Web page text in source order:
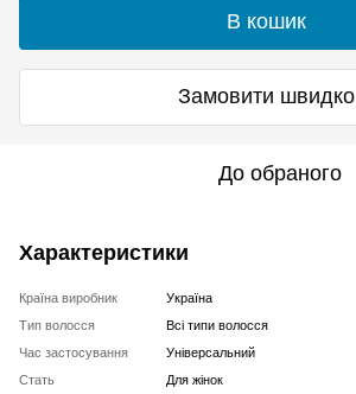
В кошик
Замовити швидко
До обраного
Характеристики
Країна виробник
Україна
Тип волосся
Всі типи волосся
Час застосування
Універсальний
Стать
Для жінок